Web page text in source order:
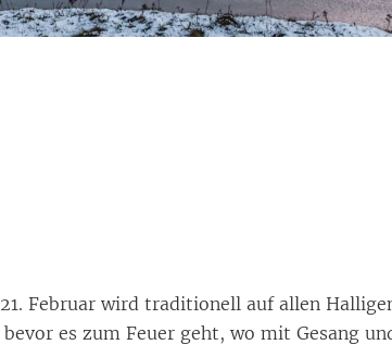
Fe­bru­ar wird tra­di­tio­nell auf al­len
es zum Feu­er geht, wo mit Ge­sang